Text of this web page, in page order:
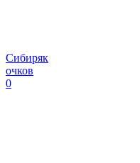
Сибиряк
очков
0